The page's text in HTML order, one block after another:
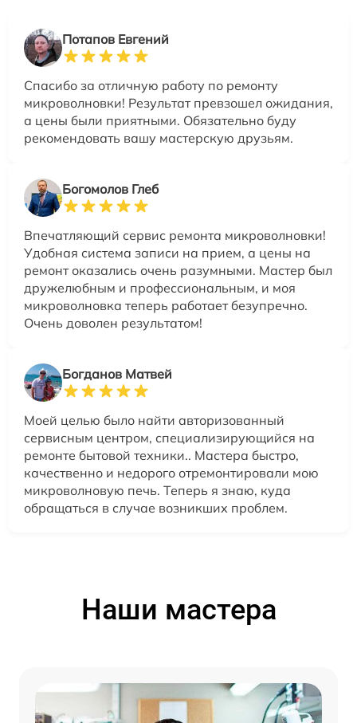
Потапов Евгений
Спасибо за отличную работу по ремонту
микроволновки! Результат превзошел ожидания,
а цены были приятными. Обязательно буду
рекомендовать вашу мастерскую друзьям.
Богомолов Глеб
Впечатляющий сервис ремонта микроволновки!
Удобная система записи на прием, а цены на
ремонт оказались очень разумными. Мастер был
дружелюбным и профессиональным, и моя
микроволновка теперь работает безупречно.
Очень доволен результатом!
Богданов Матвей
Моей целью было найти авторизованный
сервисным центром, специализирующийся на
ремонте бытовой техники.. Мастера быстро,
качественно и недорого отремонтировали мою
микроволновую печь. Теперь я знаю, куда
обращаться в случае возникших проблем.
Наши мастера